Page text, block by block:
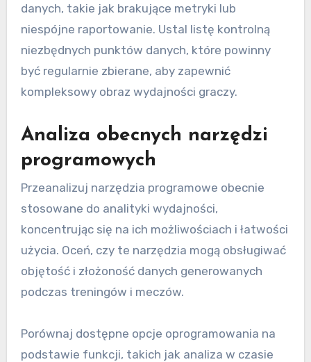
danych, takie jak brakujące metryki lub
niespójne raportowanie. Ustal listę kontrolną
niezbędnych punktów danych, które powinny
być regularnie zbierane, aby zapewnić
kompleksowy obraz wydajności graczy.
Analiza obecnych narzędzi
programowych
Przeanalizuj narzędzia programowe obecnie
stosowane do analityki wydajności,
koncentrując się na ich możliwościach i łatwości
użycia. Oceń, czy te narzędzia mogą obsługiwać
objętość i złożoność danych generowanych
podczas treningów i meczów.
Porównaj dostępne opcje oprogramowania na
podstawie funkcji, takich jak analiza w czasie